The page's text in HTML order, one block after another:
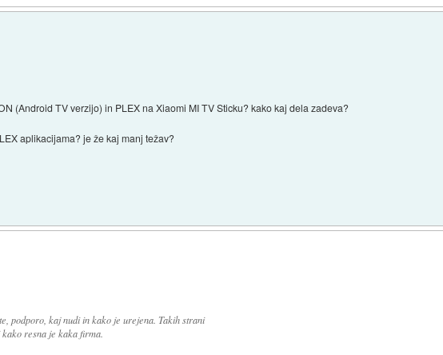
(Android TV verzijo) in PLEX na Xiaomi MI TV Sticku? kako kaj dela zadeva?
aplikacijama? je že kaj manj težav?
podporo, kaj nudi in kako je urejena. Takih strani
resna je kaka firma.